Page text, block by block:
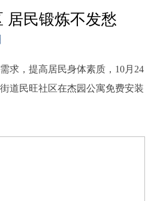
居民锻炼不发愁
，提高居民身体素质，10月24
道民旺社区在杰园公寓免费安装